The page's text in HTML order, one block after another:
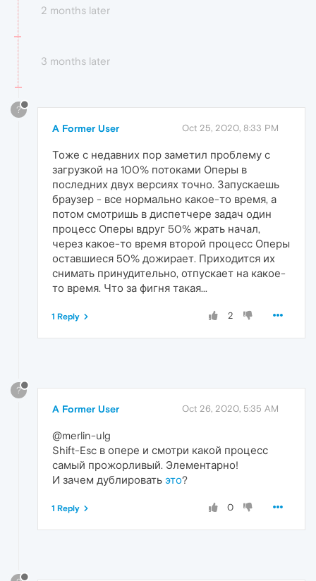
2 months later
3 months later
?
A Former User Oct 25, 2020, 8:33 PM
Тоже с недавних пор заметил проблему с
загрузкой на 100% потоками Оперы в
последних двух версиях точно. Запускаешь
браузер - все нормально какое-то время, а
потом смотришь в диспетчере задач один
процесс Оперы вдруг 50% жрать начал,
через какое-то время второй процесс Оперы
оставшиеся 50% дожирает. Приходится их
снимать принудительно, отпускает на какое-
то время. Что за фигня такая...
2
1 Reply
?
A Former User Oct 26, 2020, 5:35 AM
@merlin-ulg
Shift-Esc в опере и смотри какой процесс
самый прожорливый. Элементарно!
И зачем дублировать это?
0
1 Reply